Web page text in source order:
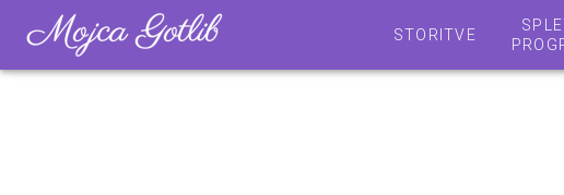
STORITVE